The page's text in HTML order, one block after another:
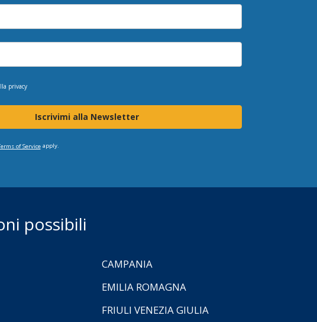
privacy
Iscrivimi alla Newsletter
of Serviceapply.
possibili
CAMPANIA
EMILIA ROMAGNA
FRIULI VENEZIA GIULIA